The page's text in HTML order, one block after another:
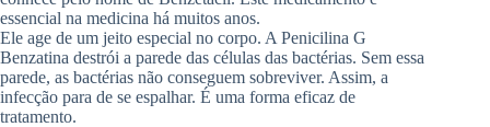
essencial na medicina há muitos anos.
Ele age de um jeito especial no corpo. A Penicilina G
Benzatina destrói a parede das células das bactérias. Sem essa
parede, as bactérias não conseguem sobreviver. Assim, a
infecção para de se espalhar. É uma forma eficaz de
tratamento.